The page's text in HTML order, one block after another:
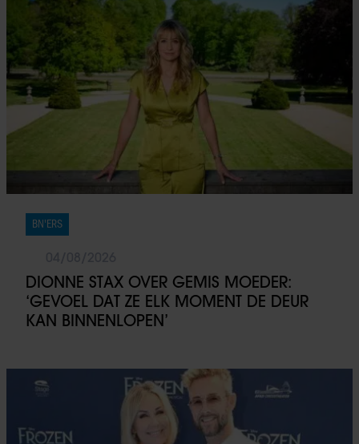
BN'ERS
DIONNE STAX OVER GEMIS MOEDER:
‘GEVOEL DAT ZE ELK MOMENT DE DEUR
KAN BINNENLOPEN’